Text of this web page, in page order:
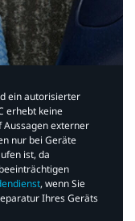
ein autorisierter
erhebt keine
Aussagen externer
nur bei Geräte
ist, da
, wenn Sie
Ihres Geräts